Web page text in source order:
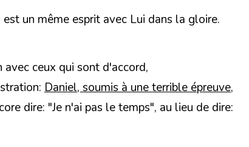
un même esprit avec Lui dans la gloire.
avec ceux qui sont d'accord,
Daniel, soumis à une terrible épreuve,
dire: "Je n'ai pas le temps", au lieu de dire: